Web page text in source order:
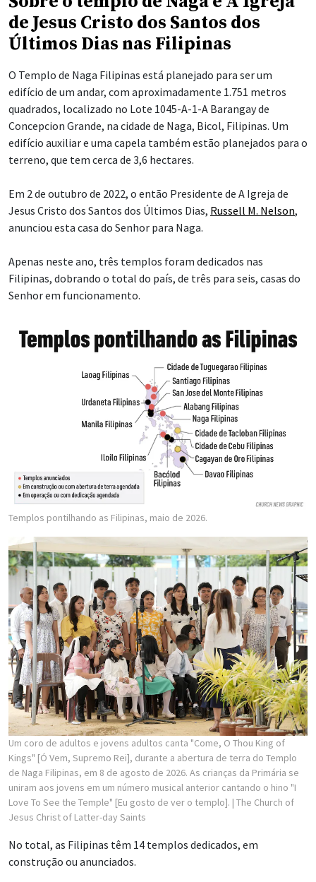
de Jesus Cristo dos Santos dos
Últimos Dias nas Filipinas
O Templo de Naga Filipinas está planejado para ser um
edifício de um andar, com aproximadamente 1.751 metros
quadrados, localizado no Lote 1045-A-1-A Barangay de
Concepcion Grande, na cidade de Naga, Bicol, Filipinas. Um
edifício auxiliar e uma capela também estão planejados para o
terreno, que tem cerca de 3,6 hectares.
Em 2 de outubro de 2022, o então Presidente de A Igreja de
Jesus Cristo dos Santos dos Últimos Dias, Russell M. Nelson,
anunciou esta casa do Senhor para Naga.
Apenas neste ano, três templos foram dedicados nas
Filipinas, dobrando o total do país, de três para seis, casas do
Senhor em funcionamento.
Templos pontilhando as Filipinas, maio de 2026.
Um coro de adultos e jovens adultos canta "Come, O Thou King of
Kings" [Ó Vem, Supremo Rei], durante a abertura de terra do Templo
de Naga Filipinas, em 8 de agosto de 2026. As crianças da Primária se
uniram aos jovens em um número musical anterior cantando o hino "I
Love To See the Temple" [Eu gosto de ver o templo]. | The Church of
Jesus Christ of Latter-day Saints
No total, as Filipinas têm 14 templos dedicados, em
construção ou anunciados.